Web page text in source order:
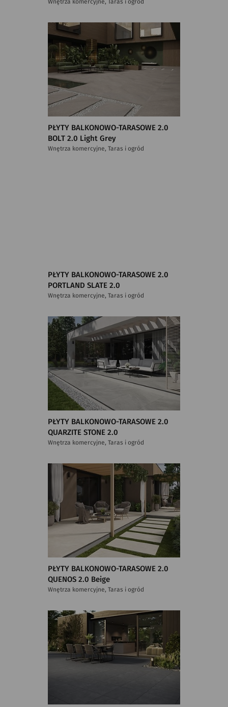
Wnętrza komercyjne, Taras i ogród
PŁYTY BALKONOWO-TARASOWE 2.0
BOLT 2.0 Light Grey
Wnętrza komercyjne, Taras i ogród
PŁYTY BALKONOWO-TARASOWE 2.0
PORTLAND SLATE 2.0
Wnętrza komercyjne, Taras i ogród
PŁYTY BALKONOWO-TARASOWE 2.0
QUARZITE STONE 2.0
Wnętrza komercyjne, Taras i ogród
PŁYTY BALKONOWO-TARASOWE 2.0
QUENOS 2.0 Beige
Wnętrza komercyjne, Taras i ogród